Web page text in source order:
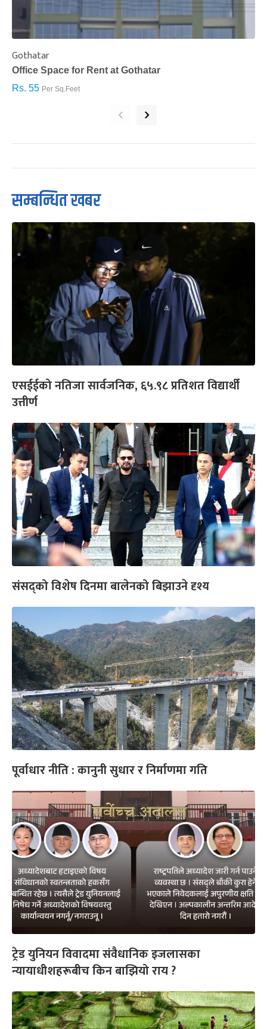
Gothatar
Office Space for Rent at Gothatar
Rs. 55 Per Sq.Feet
‹ ›
सम्बन्धित खबर
एसईईको नतिजा सार्वजनिक, ६५.९८ प्रतिशत विद्यार्थी
उत्तीर्ण
संसद्को विशेष दिनमा बालेनको बिझाउने दृश्य
पूर्वाधार नीति : कानुनी सुधार र निर्माणमा गति
ट्रेड युनियन विवादमा संवैधानिक इजलासका
न्यायाधीशहरूबीच किन बाझियो राय ?